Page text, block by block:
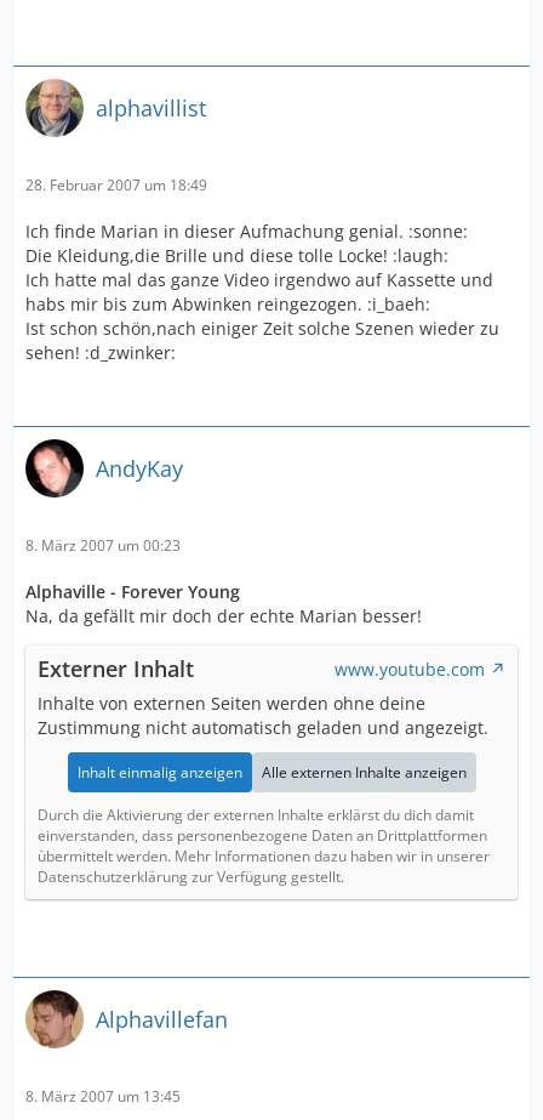
alphavillist
28. Februar 2007 um 18:49
Ich finde Marian in dieser Aufmachung genial. :sonne:
Die Kleidung,die Brille und diese tolle Locke! :laugh:
Ich hatte mal das ganze Video irgendwo auf Kassette und
habs mir bis zum Abwinken reingezogen. :i_baeh:
Ist schon schön,nach einiger Zeit solche Szenen wieder zu
sehen! :d_zwinker:
AndyKay
8. März 2007 um 00:23
Alphaville - Forever Young
Na, da gefällt mir doch der echte Marian besser!
Externer Inhalt
www.youtube.com
Inhalte von externen Seiten werden ohne deine
Zustimmung nicht automatisch geladen und angezeigt.
Inhalt einmalig anzeigen Alle externen Inhalte anzeigen
Durch die Aktivierung der externen Inhalte erklärst du dich damit
einverstanden, dass personenbezogene Daten an Drittplattformen
übermittelt werden. Mehr Informationen dazu haben wir in unserer
Datenschutzerklärung zur Verfügung gestellt.
Alphavillefan
8. März 2007 um 13:45